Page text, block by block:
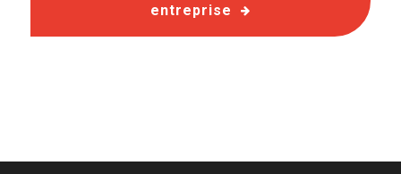
entreprise